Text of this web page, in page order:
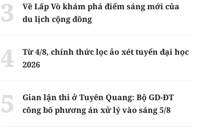
Về Lấp Vò khám phá điểm sáng mới của
du lịch cộng đồng
Từ 4/8, chính thức lọc ảo xét tuyển đại học
2026
Gian lận thi ở Tuyên Quang: Bộ GD-ĐT
công bố phương án xử lý vào sáng 5/8